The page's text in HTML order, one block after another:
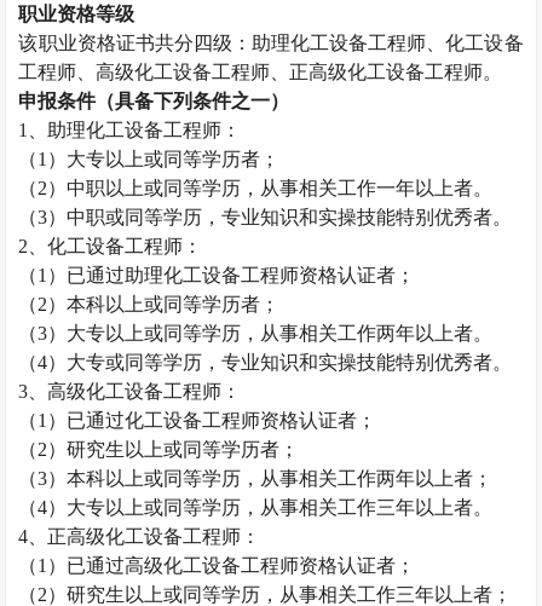
职业资格等级
该职业资格证书共分四级：助理化工设备工程师、化工设备
工程师、高级化工设备工程师、正高级化工设备工程师。
申报条件（具备下列条件之一）
1
、助理化工设备工程师：
（1 ）大专以上或同等学历者；
（2）中职以上或同等学历，从事相关工作一年以上者。
（3）中职或同等学历，专业知识和实操技能特别优秀者。
2 、化工设备工程师：
（1 ）已通过助理化工设备工程师资格认证者；
（2）本科以上或同等学历者；
（3）大专以上或同等学历，从事相关工作两年以上者。
（4）大专或同等学历，专业知识和实操技能特别优秀者。
3 、高级化工设备工程师：
（1 ）已通过化工设备工程师资格认证者；
（2）研究生以上或同等学历者；
（3）本科以上或同等学历，从事相关工作两年以上者；
（4）大专以上或同等学历，从事相关工作三年以上者。
4 、正高级化工设备工程师：
（1 ）已通过高级化工设备工程师资格认证者；
（2）研究生以上或同等学历，从事相关工作三年以上者；